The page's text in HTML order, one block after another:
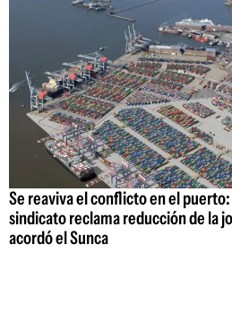
Se reaviva el conflicto en el puerto:
sindicato reclama reducción de la
acordó el Sunca